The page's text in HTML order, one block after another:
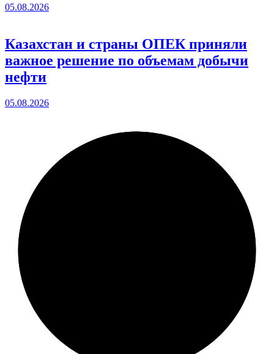
05.08.2026
Казахстан и страны ОПЕК приняли
важное решение по объемам добычи
нефти
05.08.2026